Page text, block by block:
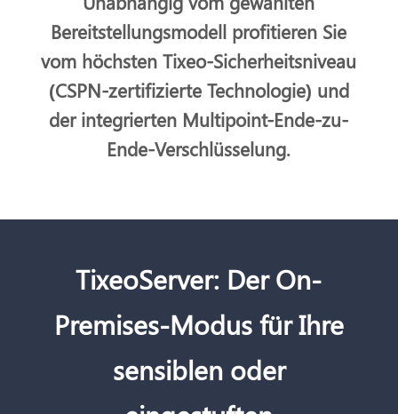
Bereitstellungsmodell profitieren Sie
vom höchsten Tixeo-Sicherheitsniveau
(CSPN-zertifizierte Technologie) und
der integrierten Multipoint-Ende-zu-
Ende-Verschlüsselung.
TixeoServer: Der On-
Premises-Modus für Ihre
sensiblen oder